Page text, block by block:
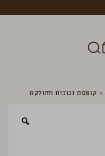
> קופסת זכוכית מחולקת